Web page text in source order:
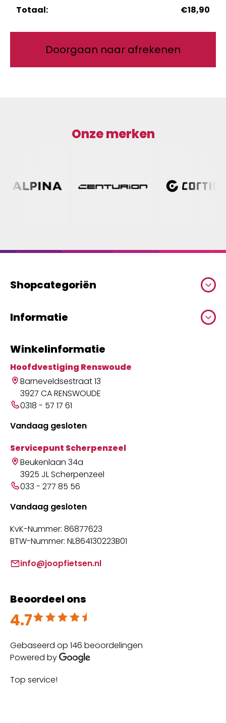
€18,90
Doorgaan naar afrekenen
Onze merken
Shopcategoriën
Informatie
Winkelinformatie
Hoofdvestiging Renswoude
Barneveldsestraat 13
3927 CA RENSWOUDE
0318 - 57 17 61
Vandaag gesloten
Servicepunt Scherpenzeel
Beukenlaan 34a
3925 JL Scherpenzeel
033 - 277 85 56
Vandaag gesloten
KvK-Nummer: 86877623
BTW-Nummer: NL864130223B01
info@joopfietsen.nl
Beoordeel ons
4.7
Beoordeeld met 4.7 uit 5
Gebaseerd op 146 beoordelingen
Powered by
Top service!